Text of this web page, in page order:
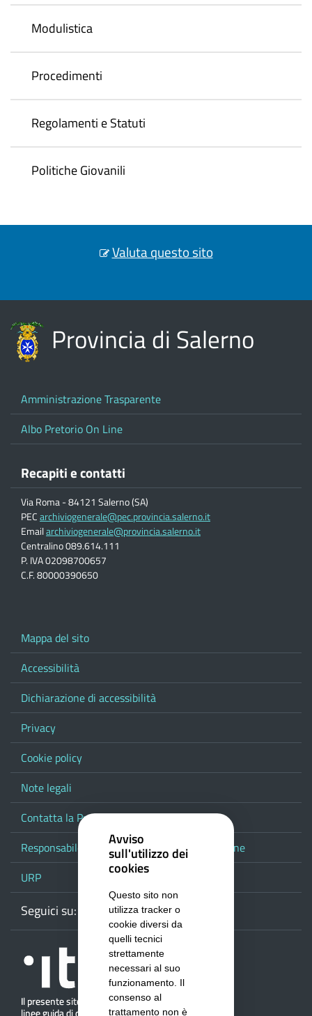
Modulistica
Procedimenti
Regolamenti e Statuti
Politiche Giovanili
Valuta questo sito
Provincia di Salerno
Amministrazione Trasparente
Albo Pretorio On Line
Recapiti e contatti
Via Roma - 84121 Salerno (SA)
PECarchiviogenerale@pec.provincia.salerno.it
Emailarchiviogenerale@provincia.salerno.it
Centralino 089.614.111
P. IVA 02098700657
C.F. 80000390650
Mappa del sito
Accessibilità
Dichiarazione di accessibilità
Privacy
Cookie policy
Note legali
Contatta la Provincia
Responsabile del procedimento di pubblicazione
URP
Seguici su: WebmailFacebook
Youtube
Avviso
sull'utilizzo dei
cookies
Questo sito non
utilizza tracker o
cookie diversi da
quelli tecnici
strettamente
necessari al suo
funzionamento. Il
consenso al
trattamento non è